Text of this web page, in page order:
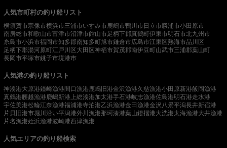
人気市町村の釣り船リスト
横須賀市宗像市横浜市三浦市いすみ市鹿嶋市鴨川市 日立市勝浦市小田原市
南房総市和歌山市富津市沼津市館山市足柄下郡真鶴町伊東市明石市北九州市
糸島市小浜市福岡市知多郡南知多町旭市鎌倉市広島市江東区熱海市品川区
足柄下郡湯河原町江戸川区 大田区神栖市賀茂郡南伊豆町山武市三浦郡葉山町
長岡市平塚市銚子市境港市
人気港の釣り船リスト
神湊港大原港鐘崎漁港 間口漁港鹿嶋旧港金沢漁港久慈漁港小田原新港飯岡漁港
真鶴港 腰越漁港鹿嶋新港 上総湊港加太港手石港岐志漁港佐島港明石港走水港
宇佐美港松輪江奈漁港福浦港寺泊港乙浜漁港金田漁港金沢八景平潟長井新宿港
片貝旧港市堀川沿い平潟港外川漁港那珂湊港葉山鐙摺港大洗港太海漁港大井漁港
片名漁港姪浜漁港波崎港西津漁港
人気エリアの釣り船検索